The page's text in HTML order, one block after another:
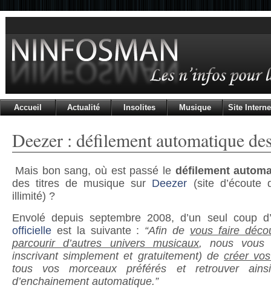
Accueil Actualité Insolites Musique Site
Deezer : défilement automatique
Mais bon sang, où est passé le défilement
des titres de musique sur Deezer (site d’écoute
illimité) ?
Envolé depuis septembre 2008, d’un seul coup
officielle est la suivante : “Afin de vous faire
parcourir d’autres univers musicaux, nous vous
inscrivant simplement et gratuitement) decréer
tous vos morceaux préférés et retrouver
d’enchainement automatique.”